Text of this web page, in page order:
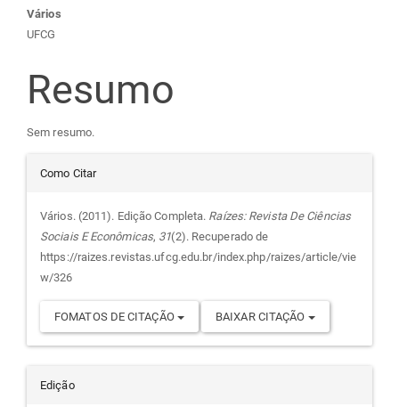
Conteúdo
do
artigo
principal
Vários
UFCG
Resumo
Sem resumo.
Detalhes
do
artigo
Como Citar
Vários. (2011). Edição Completa. Raízes: Revista De Ciências
Sociais E Econômicas, 31(2). Recuperado de
https://raizes.revistas.ufcg.edu.br/index.php/raizes/article/vie
w/326
FOMATOS DE CITAÇÃO BAIXAR CITAÇÃO
Edição